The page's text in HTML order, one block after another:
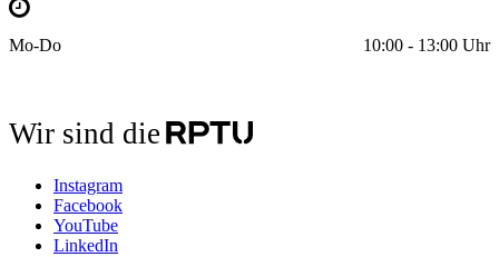
Mo-Do 10:00 - 13:00 Uhr
Wir sind die
Instagram
Facebook
YouTube
LinkedIn